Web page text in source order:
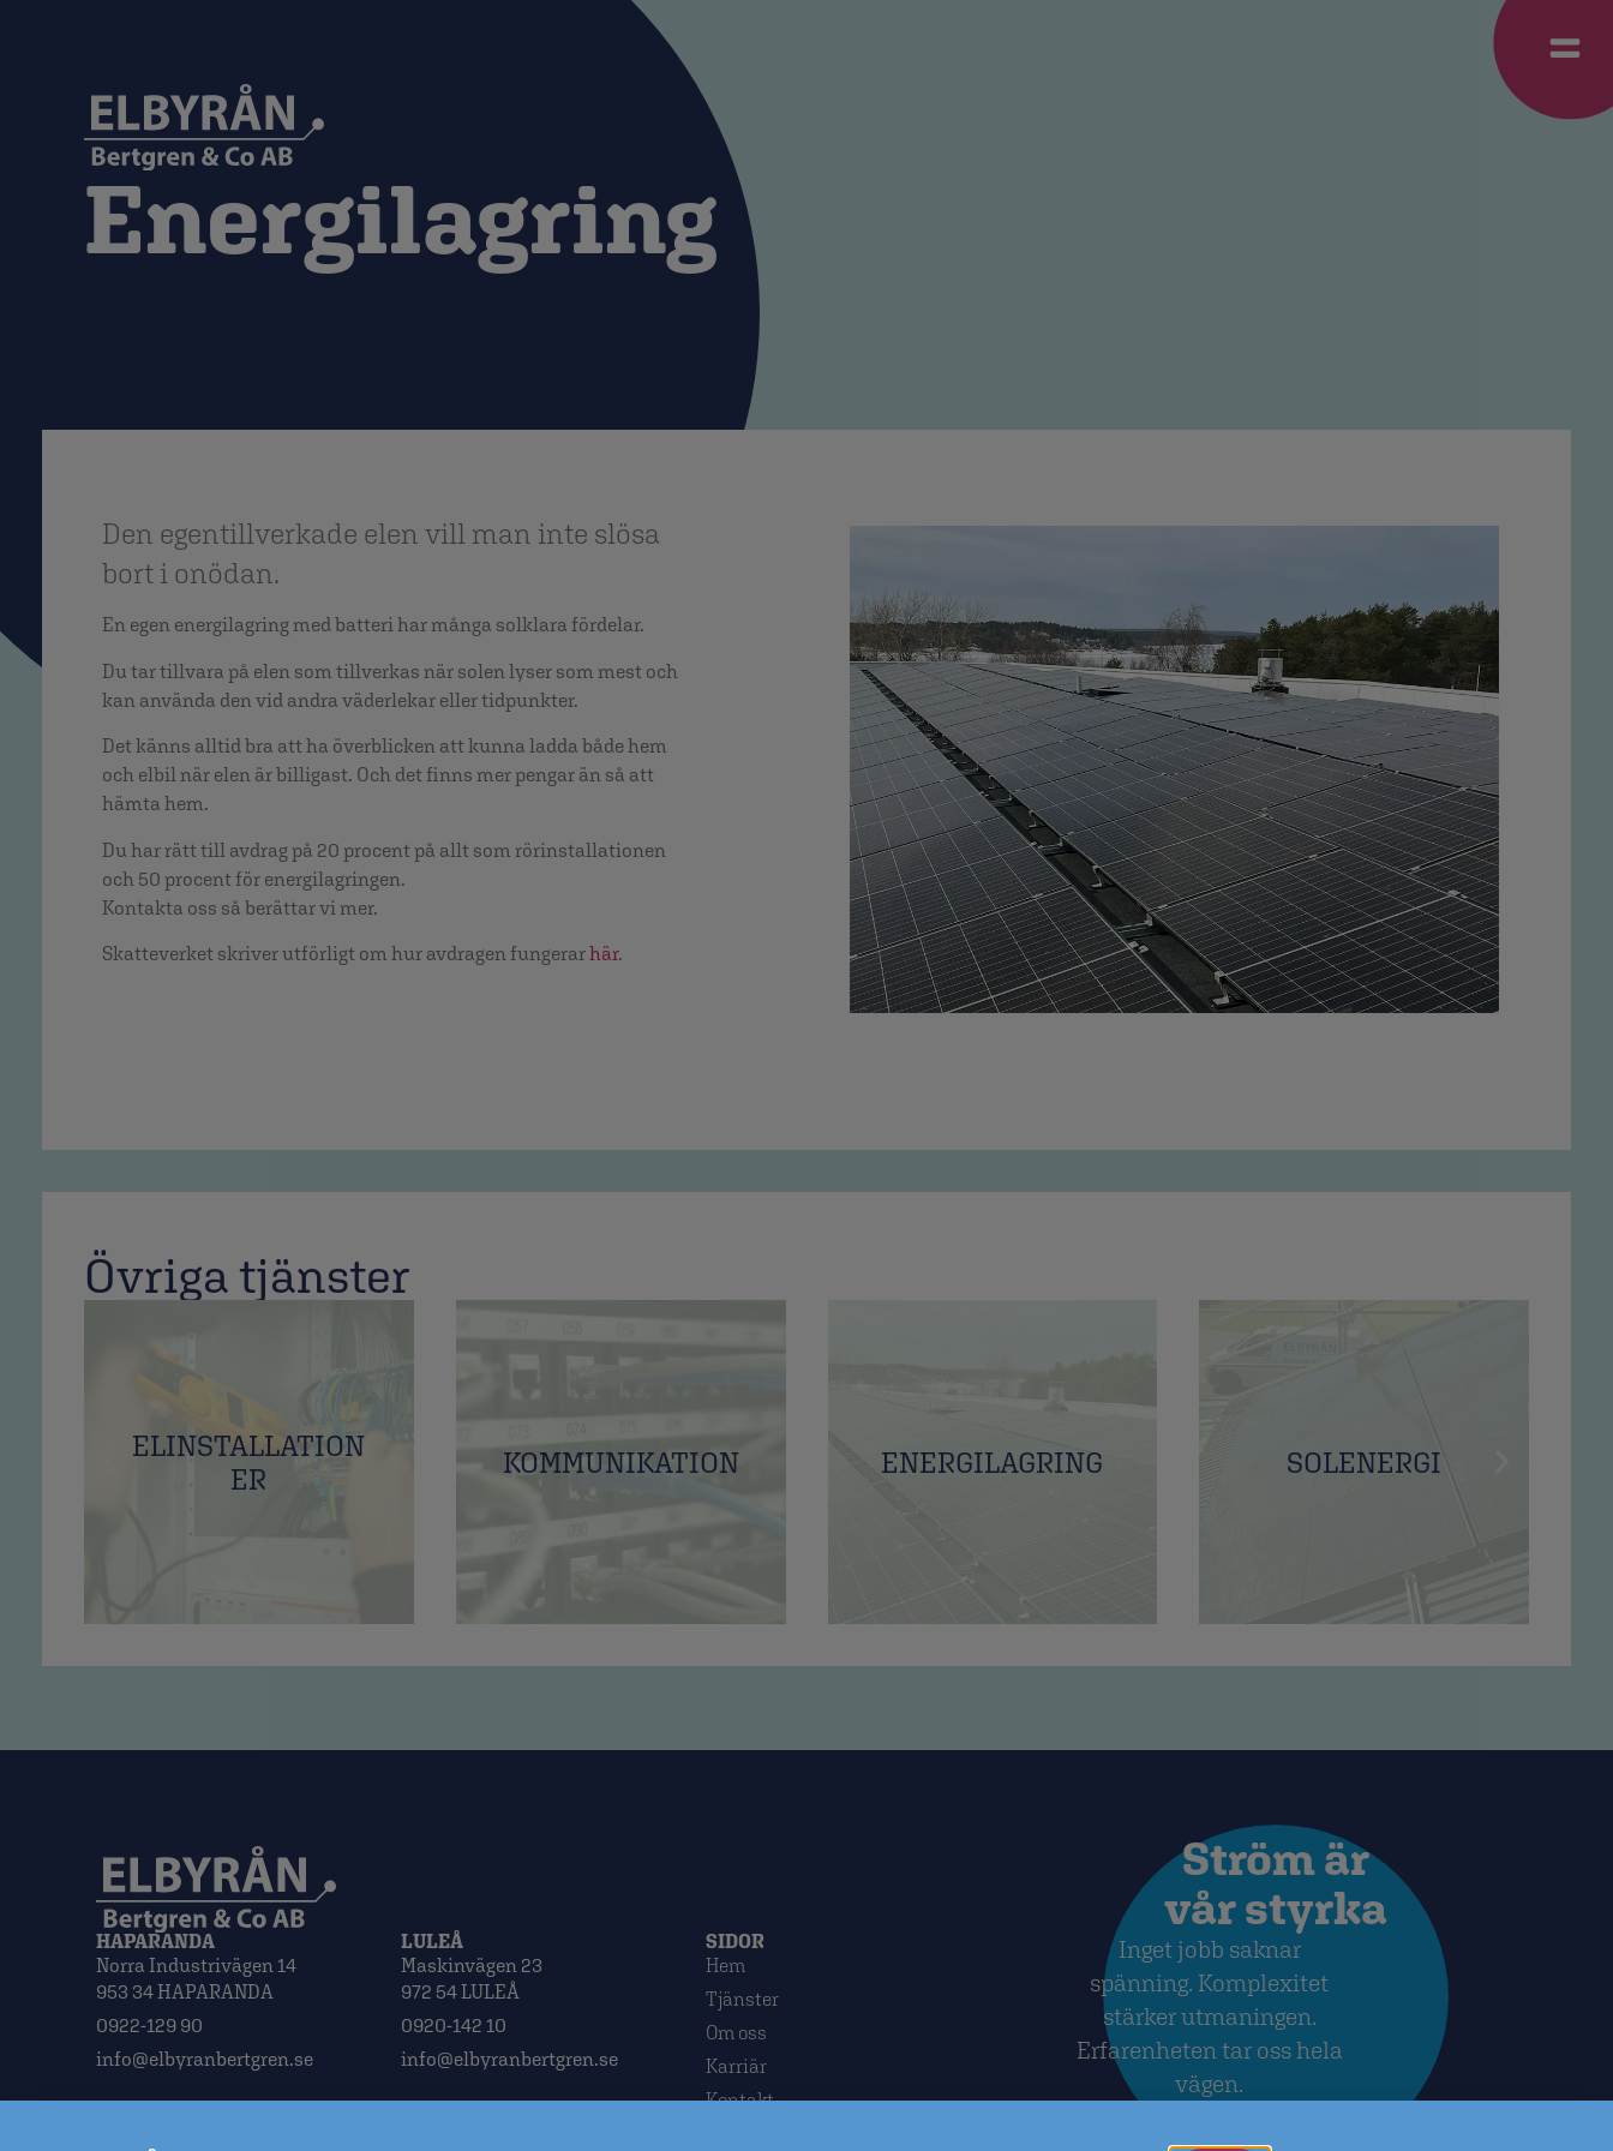
Energilagring
Den egentillverkade elen vill man inte slösa
bort i onödan.
En egen energilagring med batteri har många solklara fördelar.
Du tar tillvara på elen som tillverkas när solen lyser som mest och
kan använda den vid andra väderlekar eller tidpunkter.
Det känns alltid bra att ha överblicken att kunna ladda både hem
och elbil när elen är billigast. Och det finns mer pengar än så att
hämta hem.
Du har rätt till avdrag på 20 procent på allt som rörinstallationen
och 50 procent för energilagringen.
Kontakta oss så berättar vi mer.
Skatteverket skriver utförligt om hur avdragen fungerarhär.
Övriga tjänster
ELINSTALLATION
ER
KOMMUNIKATION ENERGILAGRING SOLENERGI
HAPARANDA
Norra Industrivägen 14
953 34 HAPARANDA
0922-129 90
info@elbyranbertgren.se
LULEÅ
Maskinvägen 23
972 54 LULEÅ
0920-142 10
info@elbyranbertgren.se
SIDOR
Hem
Tjänster
Om oss
Karriär
Kontakt
Ström är
vår styrka
Inget jobb saknar
spänning. Komplexitet
stärker utmaningen.
Erfarenheten tar oss hela
vägen.